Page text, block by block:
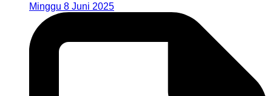
Minggu 8 Juni 2025